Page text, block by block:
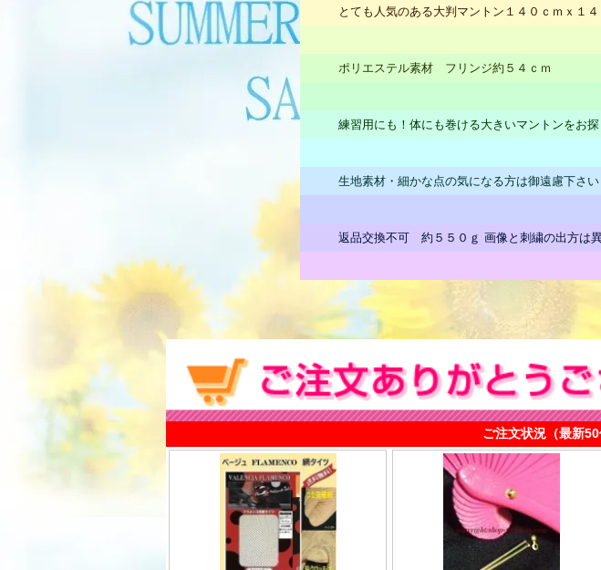
とても人気のある大判マントン１４０ｃｍｘ１
ポリエステル素材 フリンジ約５４ｃｍ
練習用にも！体にも巻ける大きいマントンをお
生地素材・細かな点の気になる方は御遠慮下さい
返品交換不可 約５５０ｇ 画像と刺繍の出方は